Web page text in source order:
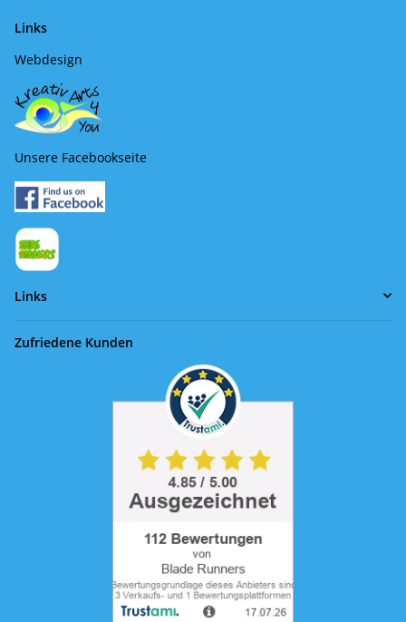
Links
Webdesign
Unsere Facebookseite
Links
Zufriedene Kunden